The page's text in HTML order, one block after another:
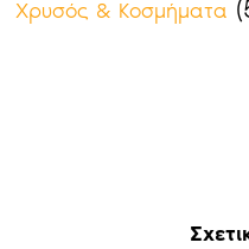
Χρυσός & Κοσμήματα